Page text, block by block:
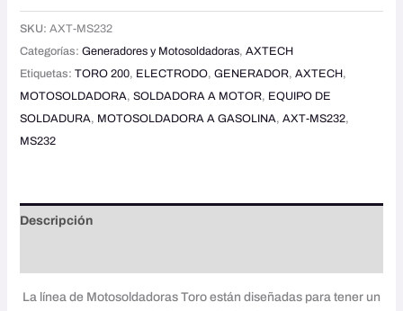
SKU: AXT-MS232
Categorías: Generadores y Motosoldadoras, AXTECH
Etiquetas: TORO 200, ELECTRODO, GENERADOR, AXTECH,
MOTOSOLDADORA, SOLDADORA A MOTOR, EQUIPO DE
SOLDADURA, MOTOSOLDADORA A GASOLINA, AXT-MS232,
MS232
Descripción
La línea de Motosoldadoras Toro están diseñadas para tener un